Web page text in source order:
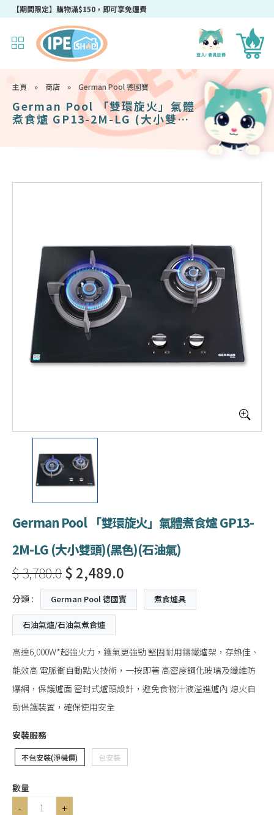
成為IPEshop會員，新會員即可獲得迎新$50購物優惠碼！
主頁 » 商店 » German Pool 德國寶
German Pool 「雙環旋火」氣體
煮食爐 GP13-2M-LG (大小雙頭)
(黑色)(石油氣)
German Pool 「雙環旋火」氣體煮食爐 GP13-
2M-LG (大小雙頭)(黑色)(石油氣)
$ 3,780.0$ 2,489.0
分類 : German Pool 德國寶 煮食爐具
石油氣爐/石油氣煮食爐
高達6,000W*超強火力，鑊氣更強勁 堅固耐用鑄鐵爐架，存熱佳、
能效高 電脈衝自動點火技術，一按即著 高密度鋼化玻璃及纖維防
爆網，保護爐面 密封式爐頭設計，避免食物汁液溢進爐內 熄火自
動保護裝置，確保使用安全
安裝服務
不包安裝(淨機價) 包安裝
數量
-
+